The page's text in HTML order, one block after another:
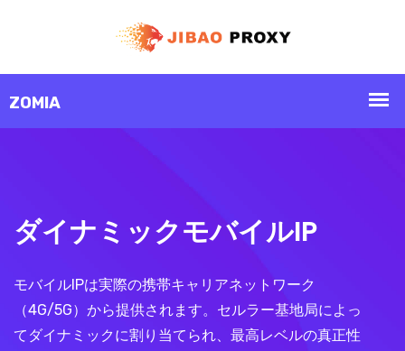
ダイナミックモバイルIP
モバイルIPは実際の携帯キャリアネットワーク
（4G/5G）から提供されます。セルラー基地局によっ
てダイナミックに割り当てられ、最高レベルの真正性